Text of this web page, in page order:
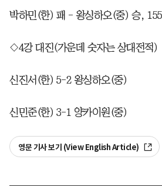
박하민(한) 패 - 왕싱하오(중) 승,
◇4강 대진(가운데 숫자는 상대전적)
신진서(한) 5-2 왕싱하오(중)
신민준(한) 3-1 양카이원(중)
영문 기사 보기 (View English Article)